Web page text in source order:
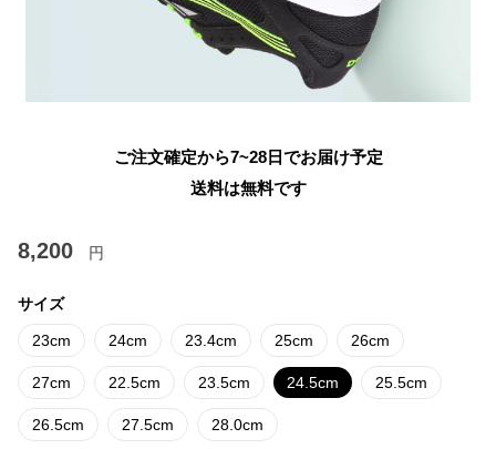
ご注文確定から7~28日でお届け予定
送料は無料です
8,200 円
サイズ
23cm 24cm 23.4cm 25cm 26cm
27cm 22.5cm 23.5cm 24.5cm 25.5cm
26.5cm 27.5cm 28.0cm